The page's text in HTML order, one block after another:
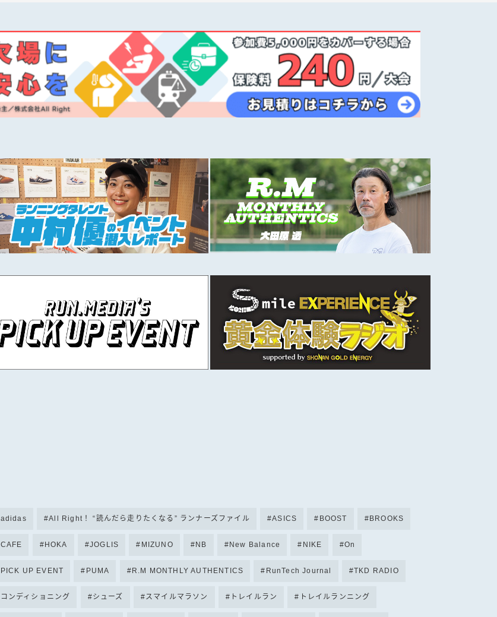
adidas All Right！ “読んだら走りたくなる” ランナーズファイル ASICS BOOST BROOKS
CAFE HOKA JOGLIS MIZUNO NB New Balance NIKE On
PICK UP EVENT PUMA R.M MONTHLY AUTHENTICS RunTech Journal TKD RADIO
コンディショニング シューズ スマイルマラソン トレイルラン トレイルランニング